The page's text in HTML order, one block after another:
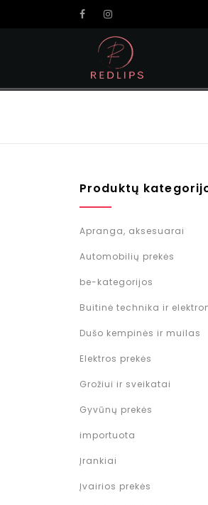
Produktų
Apranga, aksesuarai
Automobilių prekės
be-kategorijos
Buitinė technika ir
Dušo kempinės ir muilas
Elektros prekės
Grožiui ir sveikatai
Gyvūnų prekės
importuota
Įrankiai
Įvairios prekės